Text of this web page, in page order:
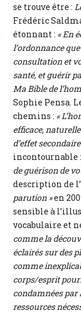
se trouve être :
Frédéric
étonnant : « En
l’ordonnance
consultation et
santé, et guérir
Ma Bible de
Sophie Pensa.
chemins : «
efficace,
d’effet
incontournable
de guérison de
description de
parution »en
sensible à
vocabulaire et
comme la
éclairés sur des
comme
corps/esprit
condamnées par
ressources